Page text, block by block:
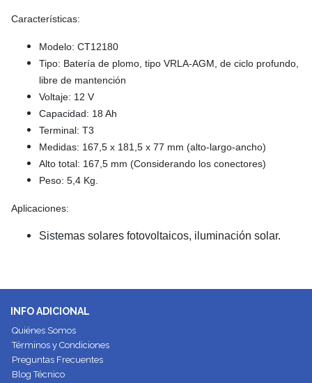
Características:
Modelo: CT12180
Tipo: Batería de plomo, tipo VRLA-AGM, de ciclo profundo,
libre de mantención
Voltaje: 12 V
Capacidad: 18 Ah
Terminal: T3
Medidas: 167,5 x 181,5 x 77 mm (alto-largo-ancho)
Alto total: 167,5 mm (Considerando los conectores)
Peso: 5,4 Kg.
Aplicaciones:
Sistemas solares fotovoltaicos, iluminación solar.
INFO ADICIONAL
Quiénes Somos
Términos y Condiciones
Preguntas Frecuentes
Blog Técnico